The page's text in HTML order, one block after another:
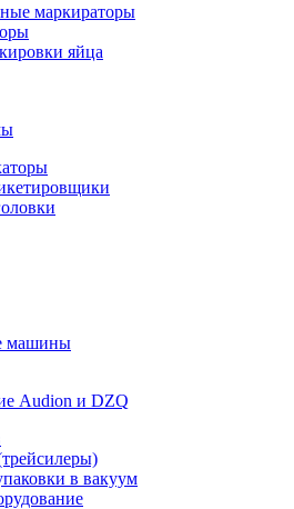
маркираторы
яйца
машины
Audion и DZQ
в вакуум